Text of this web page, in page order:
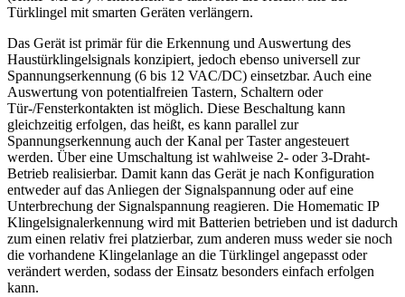
Türklingel mit smarten Geräten verlängern.
Das Gerät ist primär für die Erkennung und Auswertung des
Haustürklingelsignals konzipiert, jedoch ebenso universell zur
Spannungserkennung (6 bis 12 VAC/DC) einsetzbar. Auch eine
Auswertung von potentialfreien Tastern, Schaltern oder
Tür-/Fensterkontakten ist möglich. Diese Beschaltung kann
gleichzeitig erfolgen, das heißt, es kann parallel zur
Spannungserkennung auch der Kanal per Taster angesteuert
werden. Über eine Umschaltung ist wahlweise 2- oder 3-Draht-
Betrieb realisierbar. Damit kann das Gerät je nach Konfiguration
entweder auf das Anliegen der Signalspannung oder auf eine
Unterbrechung der Signalspannung reagieren. Die Homematic IP
Klingelsignalerkennung wird mit Batterien betrieben und ist dadurch
zum einen relativ frei platzierbar, zum anderen muss weder sie noch
die vorhandene Klingelanlage an die Türklingel angepasst oder
verändert werden, sodass der Einsatz besonders einfach erfolgen
kann.